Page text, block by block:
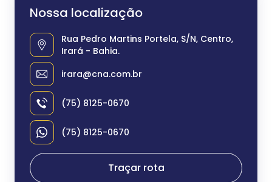
Nossa localização
Rua Pedro Martins Portela, S/N, Centro,
Irará - Bahia.
irara@cna.com.br
(75) 8125-0670
(75) 8125-0670
Traçar rota